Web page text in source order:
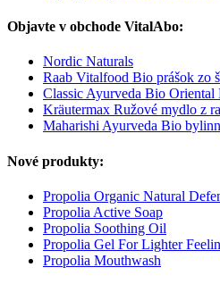
Objavte v obchode VitalAbo:
Nordic Naturals
Raab Vitalfood Bio prášok zo
Classic Ayurveda Bio Oriental
Kräutermax Ružové mydlo z
Maharishi Ayurveda Bio
Nové produkty:
Propolia Organic Natural
Propolia Active Soap
Propolia Soothing Oil
Propolia Gel For Lighter
Propolia Mouthwash